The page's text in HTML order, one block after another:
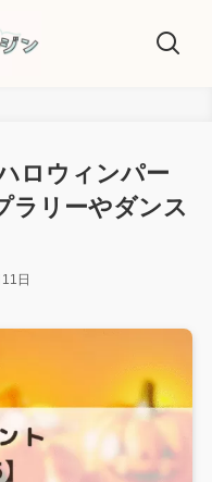
ロウィンパー
ラリーやダンス
日